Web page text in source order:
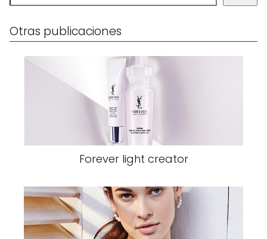
Otras publicaciones
Forever light creator